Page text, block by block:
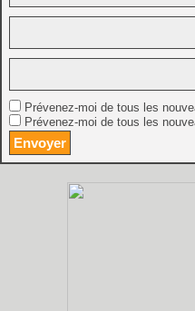
Prévenez-moi de tous les
Prévenez-moi de tous les